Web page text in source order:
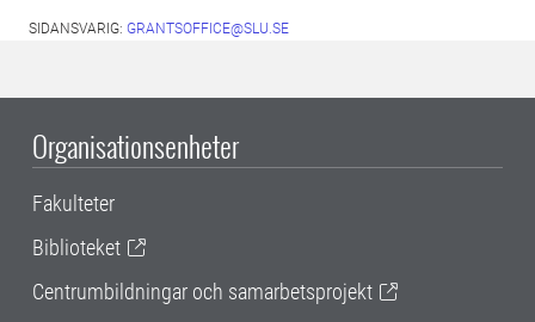
SIDANSVARIG: GRANTSOFFICE@SLU.SE
Organisationsenheter
Fakulteter
Biblioteket
Centrumbildningar och samarbetsprojekt